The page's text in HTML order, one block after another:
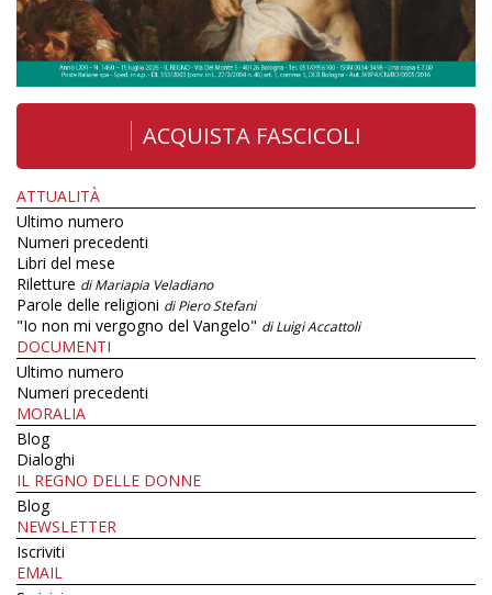
ACQUISTA FASCICOLI
ATTUALITÀ
Ultimo numero
Numeri precedenti
Libri del mese
Riletture di Mariapia Veladiano
Parole delle religioni di Piero Stefani
"Io non mi vergogno del Vangelo" di Luigi Accattoli
DOCUMENTI
Ultimo numero
Numeri precedenti
MORALIA
Blog
Dialoghi
IL REGNO DELLE DONNE
Blog
NEWSLETTER
Iscriviti
EMAIL